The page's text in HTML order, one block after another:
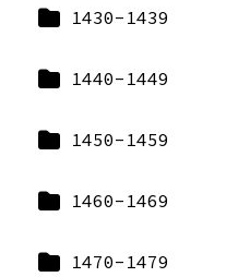
1430-1439
1440-1449
1450-1459
1460-1469
1470-1479